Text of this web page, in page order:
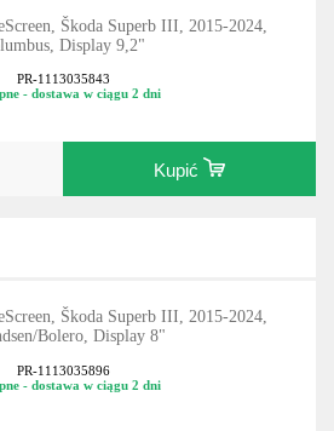
Škoda Superb III, 2015-2024,
Display 9,2"
PR-1113035843
- dostawa w ciągu 2 dni
Kupić
Škoda Superb III, 2015-2024,
Bolero, Display 8"
PR-1113035896
- dostawa w ciągu 2 dni